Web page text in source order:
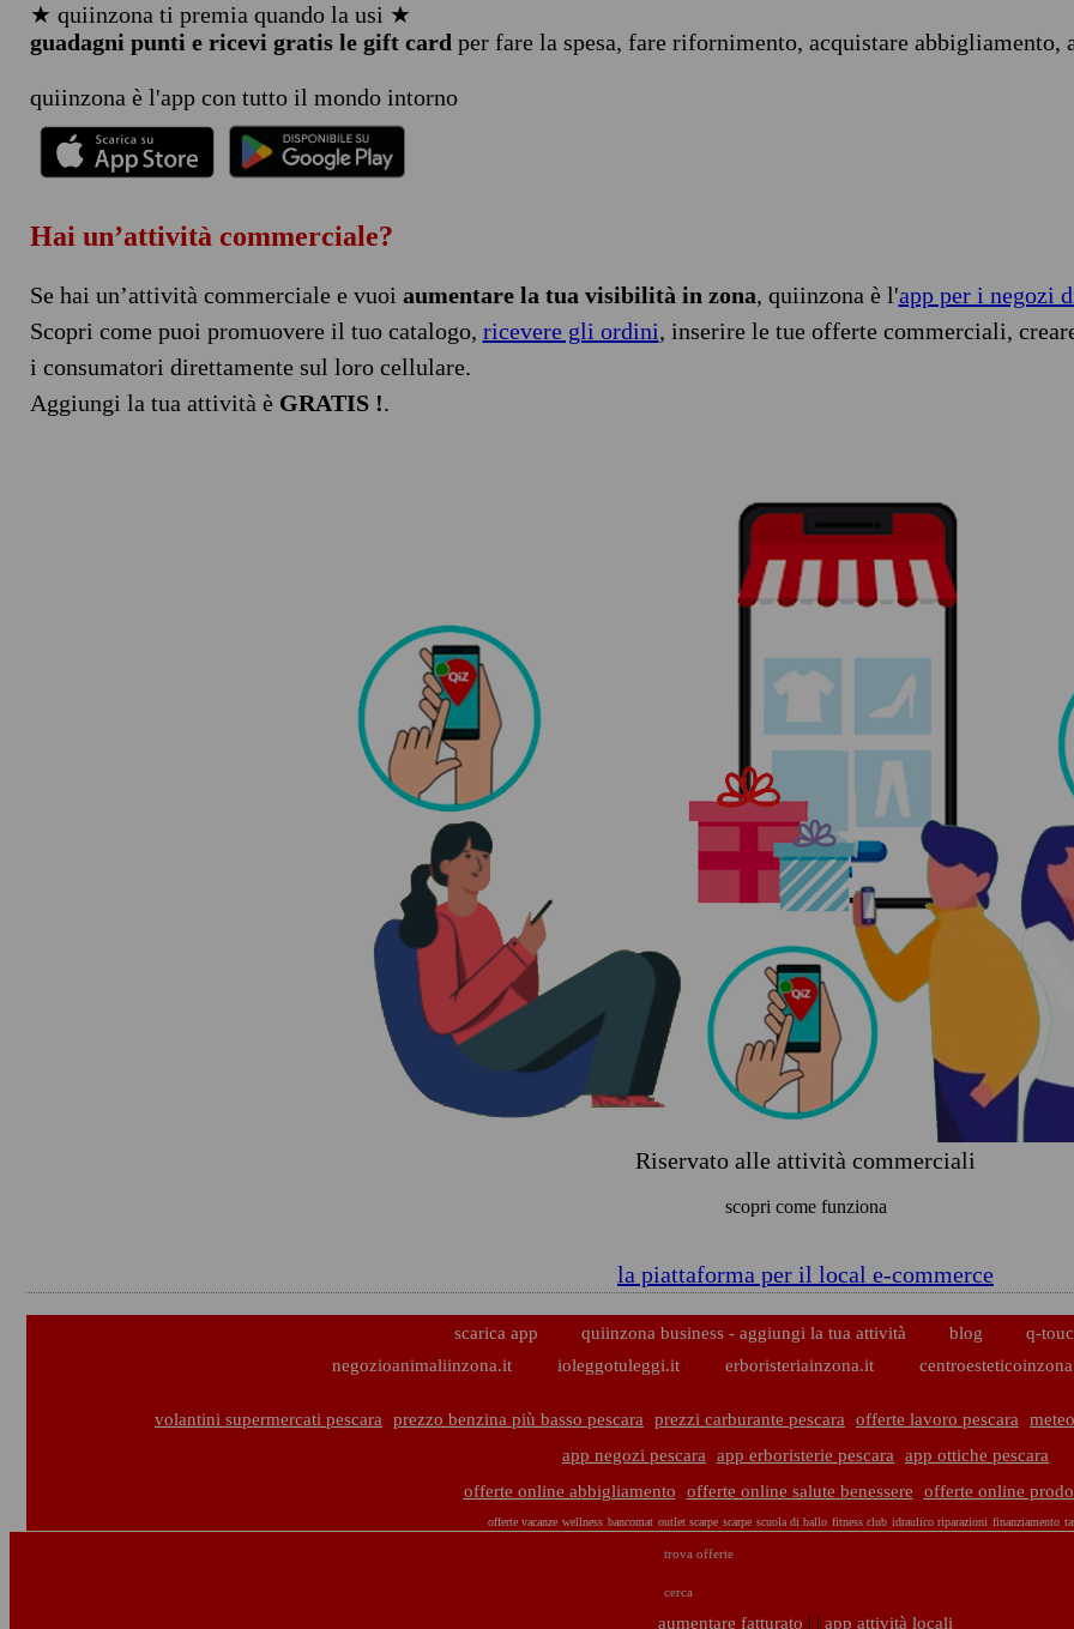
★ quiinzona ti premia quando la usi ★
guadagni punti e ricevi gratis le gift card per fare la spesa, fare rifornimento, acquistare abbigliamento,
quiinzona è l'app con tutto il mondo intorno
Hai un’attività commerciale?
Se hai un’attività commerciale e vuoi aumentare la tua visibilità in zona, quiinzona è l'app per i negozi
Scopri come puoi promuovere il tuo catalogo, ricevere gli ordini, inserire le tue offerte commerciali,
i consumatori direttamente sul loro cellulare.
Aggiungi la tua attività è GRATIS !.
Riservato alle attività commerciali
scopri come funziona
la piattaforma per il local e-commerce
scarica app quiinzona business - aggiungi la tua attività blog
q-
negozioanimaliinzona.it
ioleggotuleggi.it erboristeriainzona.it
volantini supermercati pescara prezzo benzina più basso pescara prezzi carburante pescara offerte lavoro pescara
app negozi pescara
app erboristerie pescara
app ottiche pescara
offerte online abbigliamento
offerte online salute benessere offerte online
offerte vacanze wellness bancomat outlet scarpe scarpe scuola di ballo fitness club idraulico riparazioni finanziamento
trova offerte
cerca
aumentare fatturato | | app attività locali